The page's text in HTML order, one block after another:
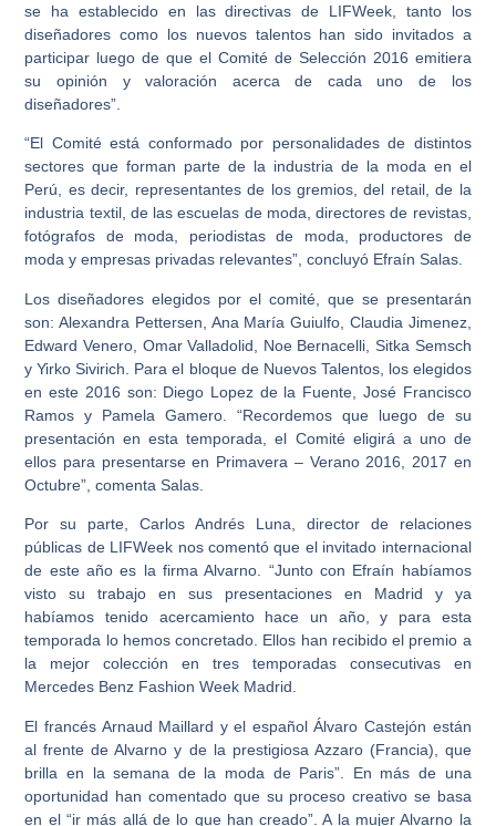
se ha establecido en las directivas de LIFWeek, tanto los
diseñadores como los nuevos talentos han sido invitados a
participar luego de que el Comité de Selección 2016 emitiera
su opinión y valoración acerca de cada uno de los
diseñadores”.
“El Comité está conformado por personalidades de distintos
sectores que forman parte de la industria de la moda en el
Perú, es decir, representantes de los gremios, del retail, de la
industria textil, de las escuelas de moda, directores de revistas,
fotógrafos de moda, periodistas de moda, productores de
moda y empresas privadas relevantes”, concluyó Efraín Salas.
Los diseñadores elegidos por el comité, que se presentarán
son: Alexandra Pettersen, Ana María Guiulfo, Claudia Jimenez,
Edward Venero, Omar Valladolid, Noe Bernacelli, Sitka Semsch
y Yirko Sivirich. Para el bloque de Nuevos Talentos, los elegidos
en este 2016 son: Diego Lopez de la Fuente, José Francisco
Ramos y Pamela Gamero. “Recordemos que luego de su
presentación en esta temporada, el Comité eligirá a uno de
ellos para presentarse en Primavera – Verano 2016, 2017 en
Octubre”, comenta Salas.
Por su parte, Carlos Andrés Luna, director de relaciones
públicas de LIFWeek nos comentó que el invitado internacional
de este año es la firma Alvarno. “Junto con Efraín habíamos
visto su trabajo en sus presentaciones en Madrid y ya
habíamos tenido acercamiento hace un año, y para esta
temporada lo hemos concretado. Ellos han recibido el premio a
la mejor colección en tres temporadas consecutivas en
Mercedes Benz Fashion Week Madrid.
El francés Arnaud Maillard y el español Álvaro Castejón están
al frente de Alvarno y de la prestigiosa Azzaro (Francia), que
brilla en la semana de la moda de Paris”. En más de una
oportunidad han comentado que su proceso creativo se basa
en el “ir más allá de lo que han creado”. A la mujer Alvarno la